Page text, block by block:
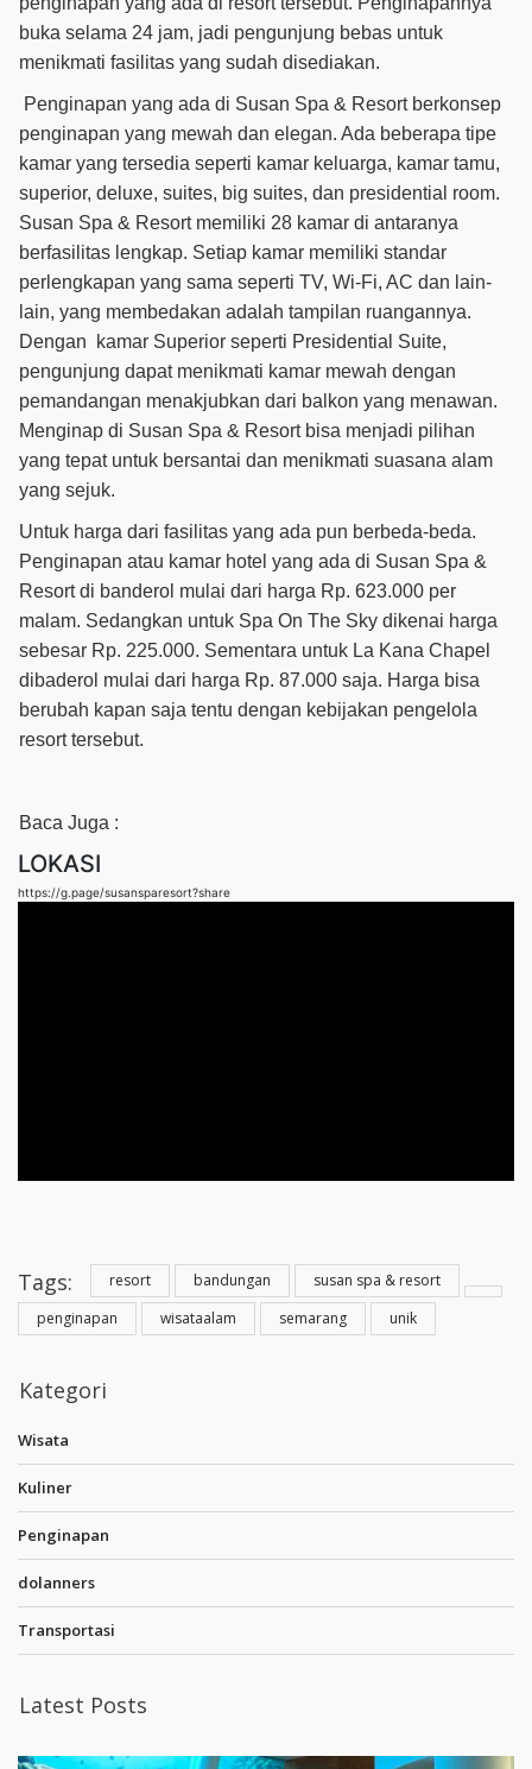
buka selama 24 jam, jadi pengunjung bebas untuk
menikmati fasilitas yang sudah disediakan.
Penginapan yang ada di Susan Spa & Resort berkonsep
penginapan yang mewah dan elegan. Ada beberapa tipe
kamar yang tersedia seperti kamar keluarga, kamar tamu,
superior, deluxe, suites, big suites, dan presidential room.
Susan Spa & Resort memiliki 28 kamar di antaranya
berfasilitas lengkap. Setiap kamar memiliki standar
perlengkapan yang sama seperti TV, Wi-Fi, AC dan lain-
lain, yang membedakan adalah tampilan ruangannya.
Dengan kamar Superior seperti Presidential Suite,
pengunjung dapat menikmati kamar mewah dengan
pemandangan menakjubkan dari balkon yang menawan.
Menginap di Susan Spa & Resort bisa menjadi pilihan
yang tepat untuk bersantai dan menikmati suasana alam
yang sejuk.
Untuk harga dari fasilitas yang ada pun berbeda-beda.
Penginapan atau kamar hotel yang ada di Susan Spa &
Resort di banderol mulai dari harga Rp. 623.000 per
malam. Sedangkan untuk Spa On The Sky dikenai harga
sebesar Rp. 225.000. Sementara untuk La Kana Chapel
dibaderol mulai dari harga Rp. 87.000 saja. Harga bisa
berubah kapan saja tentu dengan kebijakan pengelola
resort tersebut.
Baca Juga :
LOKASI
https://g.page/susansparesort?share
Tags: resort bandungan
susan spa & resort
penginapan
wisataalam semarang unik
Kategori
Wisata
Kuliner
Penginapan
dolanners
Transportasi
Latest Posts